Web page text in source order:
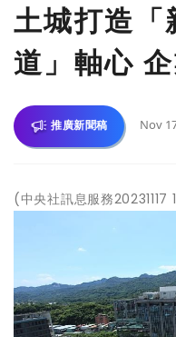
土城打造
道」軸心
推廣新聞稿 Nov
(中央社訊息服務20231117